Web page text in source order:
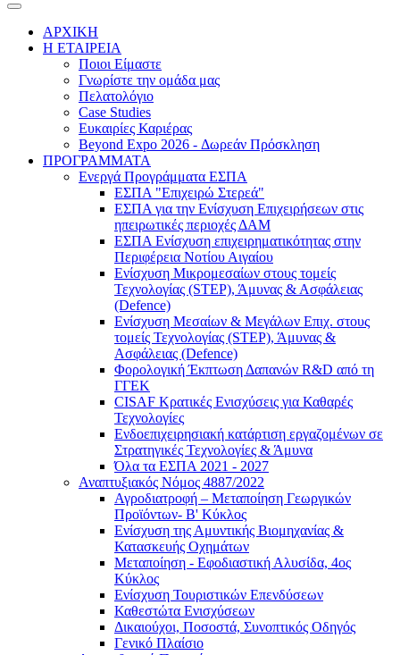
ΑΡΧΙΚΗ
Η ΕΤΑΙΡΕΙΑ
Ποιοι Είμαστε
Γνωρίστε την ομάδα μας
Πελατολόγιο
Case Studies
Ευκαιρίες Καριέρας
Beyond Expo 2026 - Δωρεάν Πρόσκληση
ΠΡΟΓΡΑΜΜΑΤΑ
Ενεργά Προγράμματα ΕΣΠΑ
ΕΣΠΑ "Επιχειρώ Στερεά"
ΕΣΠΑ για την Ενίσχυση Επιχειρήσεων στις
ηπειρωτικές περιοχές ΔΑΜ
ΕΣΠΑ Ενίσχυση επιχειρηματικότητας στην
Περιφέρεια Νοτίου Αιγαίου
Ενίσχυση Μικρομεσαίων στους τομείς
Τεχνολογίας (STEP), Άμυνας & Ασφάλειας
(Defence)
Ενίσχυση Μεσαίων & Μεγάλων Επιχ. στους
τομείς Τεχνολογίας (STEP), Άμυνας &
Ασφάλειας (Defence)
Φορολογική Έκπτωση Δαπανών R&D από τη
ΓΓΕΚ
CISAF Κρατικές Ενισχύσεις για Καθαρές
Τεχνολογίες
Ενδοεπιχειρησιακή κατάρτιση εργαζομένων σε
Στρατηγικές Τεχνολογίες & Άμυνα
Όλα τα ΕΣΠΑ 2021 - 2027
Αναπτυξιακός Νόμος 4887/2022
Αγροδιατροφή – Μεταποίηση Γεωργικών
Προϊόντων- Β' Κύκλος
Eνίσχυση της Αμυντικής Βιομηχανίας &
Κατασκευής Οχημάτων
Μεταποίηση - Εφοδιαστική Αλυσίδα, 4ος
Κύκλος
Ενίσχυση Τουριστικών Επενδύσεων
Καθεστώτα Ενισχύσεων
Δικαιούχοι, Ποσοστά, Συνοπτικός Οδηγός
Γενικό Πλαίσιο